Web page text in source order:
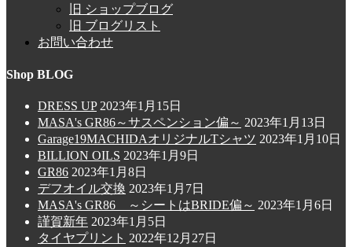
旧 ショップブログ
旧 ブログリスト
お問い合わせ
Shop BLOG
DRESS UP 2023年1月15日
MASA's GR86～サスペンション偏～ 2023年1月13日
Garage19MACHIDAオリジナルTシャツ 2023年1月10日
BILLION OILS 2023年1月9日
GR86 2023年1月8日
デフオイル交換 2023年1月7日
MASA's GR86 ～シートはBRIDE偏～ 2023年1月6日
謹賀新年 2023年1月5日
タイヤプリント 2022年12月27日